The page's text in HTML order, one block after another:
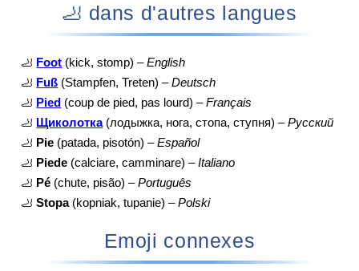
🦶 dans d'autres langues
🦶 Foot (kick, stomp) –English
🦶 Fuß (Stampfen, Treten) –Deutsch
🦶 Pied (coup de pied, pas lourd) –Français
🦶 Щиколотка(лодыжка, нога, стопа, ступня) –Русский
🦶 Pie (patada, pisotón) –Español
🦶 Piede (calciare, camminare) –Italiano
🦶 Pé (chute, pisão) –Português
🦶 Stopa(kopniak, tupanie) –Polski
Emoji connexes